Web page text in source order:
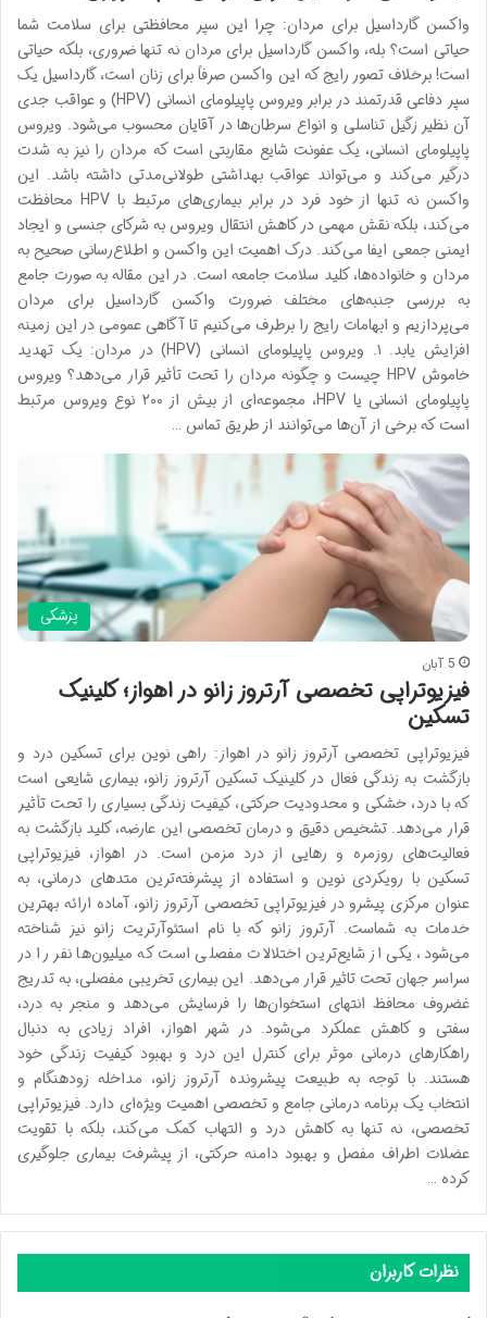
واکسن گارداسیل برای مردان: چرا این سپر محافظتی برای سلامت شما
حیاتی است؟ بله، واکسن گارداسیل برای مردان نه تنها ضروری، بلکه حیاتی
است! برخلاف تصور رایج که این واکسن صرفاً برای زنان است، گارداسیل یک
سپر دفاعی قدرتمند در برابر ویروس پاپیلومای انسانی (HPV) و عواقب جدی
آن نظیر زگیل تناسلی و انواع سرطان‌ها در آقایان محسوب می‌شود. ویروس
پاپیلومای انسانی، یک عفونت شایع مقاربتی است که مردان را نیز به شدت
درگیر می‌کند و می‌تواند عواقب بهداشتی طولانی‌مدتی داشته باشد. این
واکسن نه تنها از خود فرد در برابر بیماری‌های مرتبط با HPV محافظت
می‌کند، بلکه نقش مهمی در کاهش انتقال ویروس به شرکای جنسی و ایجاد
ایمنی جمعی ایفا می‌کند. درک اهمیت این واکسن و اطلاع‌رسانی صحیح به
مردان و خانواده‌ها، کلید سلامت جامعه است. در این مقاله به صورت جامع
به بررسی جنبه‌های مختلف ضرورت واکسن گارداسیل برای مردان
می‌پردازیم و ابهامات رایج را برطرف می‌کنیم تا آگاهی عمومی در این زمینه
افزایش یابد. ۱. ویروس پاپیلومای انسانی (HPV) در مردان: یک تهدید
خاموش HPV چیست و چگونه مردان را تحت تأثیر قرار می‌دهد؟ ویروس
پاپیلومای انسانی یا HPV، مجموعه‌ای از بیش از ۲۰۰ نوع ویروس مرتبط
است که برخی از آن‌ها می‌توانند از طریق تماس …
پزشکی
5 آبان
فیزیوتراپی تخصصی آرتروز زانو در اهواز؛ کلینیک
تسکین
فیزیوتراپی تخصصی آرتروز زانو در اهواز: راهی نوین برای تسکین درد و
بازگشت به زندگی فعال در کلینیک تسکین آرتروز زانو، بیماری شایعی است
که با درد، خشکی و محدودیت حرکتی، کیفیت زندگی بسیاری را تحت تأثیر
قرار می‌دهد. تشخیص دقیق و درمان تخصصی این عارضه، کلید بازگشت به
فعالیت‌های روزمره و رهایی از درد مزمن است. در اهواز، فیزیوتراپی
تسکین با رویکردی نوین و استفاده از پیشرفته‌ترین متدهای درمانی، به
عنوان مرکزی پیشرو در فیزیوتراپی تخصصی آرتروز زانو، آماده ارائه بهترین
خدمات به شماست. آرتروز زانو که با نام استئوآرتریت زانو نیز شناخته
می‌شود، یکی از شایع‌ترین اختلالات مفصلی است که میلیون‌ها نفر را در
سراسر جهان تحت تاثیر قرار می‌دهد. این بیماری تخریبی مفصلی، به تدریج
غضروف محافظ انتهای استخوان‌ها را فرسایش می‌دهد و منجر به درد،
سفتی و کاهش عملکرد می‌شود. در شهر اهواز، افراد زیادی به دنبال
راهکارهای درمانی موثر برای کنترل این درد و بهبود کیفیت زندگی خود
هستند. با توجه به طبیعت پیشرونده آرتروز زانو، مداخله زودهنگام و
انتخاب یک برنامه درمانی جامع و تخصصی اهمیت ویژه‌ای دارد. فیزیوتراپی
تخصصی، نه تنها به کاهش درد و التهاب کمک می‌کند، بلکه با تقویت
عضلات اطراف مفصل و بهبود دامنه حرکتی، از پیشرفت بیماری جلوگیری
کرده …
نظرات کاربران